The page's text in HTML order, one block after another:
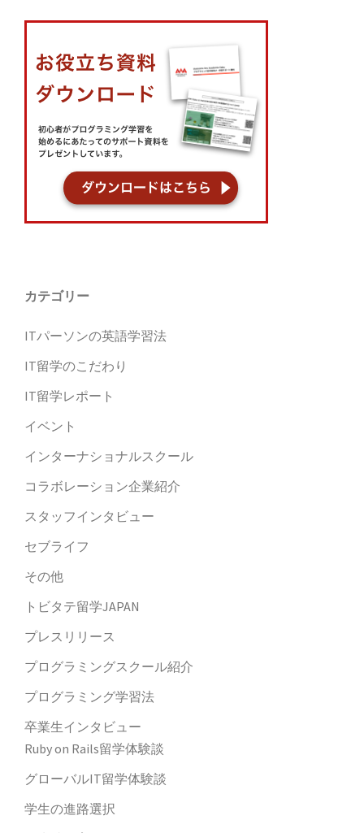
カテゴリー
ITパーソンの英語学習法
IT留学のこだわり
IT留学レポート
イベント
インターナショナルスクール
コラボレーション企業紹介
スタッフインタビュー
セブライフ
その他
トビタテ留学JAPAN
プレスリリース
プログラミングスクール紹介
プログラミング学習法
卒業生インタビュー
Ruby on Rails留学体験談
グローバルIT留学体験談
学生の進路選択